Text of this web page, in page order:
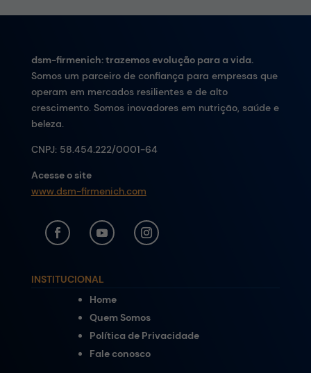
dsm-firmenich: trazemos evolução para a vida.
Somos um parceiro de confiança para empresas que
operam em mercados resilientes e de alto
crescimento. Somos inovadores em nutrição, saúde e
beleza.
CNPJ: 58.454.222/0001-64
Acesse o site
www.dsm-firmenich.com
INSTITUCIONAL
Home
Quem Somos
Política de Privacidade
Fale conosco